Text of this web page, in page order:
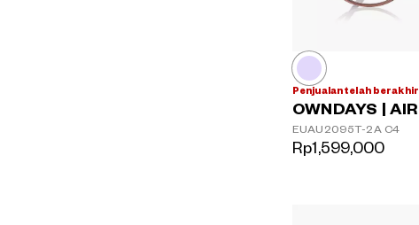
Penjualan telah berakhir
OWNDAYS | AIR
EUAU2095T-2A C4
Rp1,599,000